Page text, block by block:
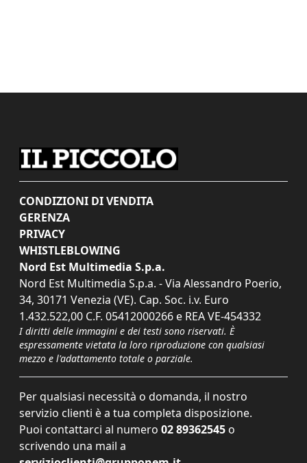
CONDIZIONI DI VENDITA
GERENZA
PRIVACY
WHISTLEBLOWING
Nord Est Multimedia S.p.a.
Nord Est Multimedia S.p.a. - Via Alessandro Poerio,
34, 30171 Venezia (VE). Cap. Soc. i.v. Euro
1.432.522,00 C.F. 05412000266 e REA VE-454332
I diritti delle immagini e dei testi sono riservati. È
espressamente vietata la loro riproduzione con qualsiasi
mezzo e l'adattamento totale o parziale.
Per qualsiasi necessità o domanda, il nostro
servizio clienti è a tua completa disposizione.
Puoi contattarci al numero 02 89362545 o
scrivendo una mail a